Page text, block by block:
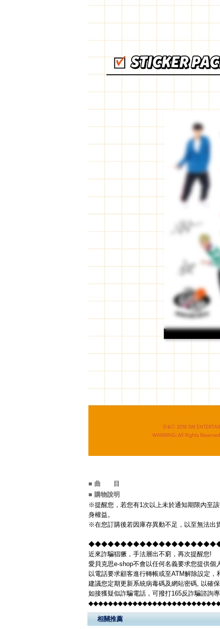
■ 曲 目
■ 購物說明
※提醒您，若您有1次以上未於通知期限內至
身權益。
※在您訂購後若因庫存異動不足，以至無法出
◆◆◆◆◆◆◆◆◆◆◆◆◆◆◆◆◆◆◆◆◆◆◆◆
近來詐騙猖獗，手法層出不窮，再次提醒您!
愛貝克思e-shop不會以任何名義要求您提供個
以電話要求顧客進行轉帳或至ATM解除設定
建議您定期更新系統病毒碼及網站密碼, 以確
如接獲疑似詐騙電話，可撥打165反詐騙諮詢
相關推薦